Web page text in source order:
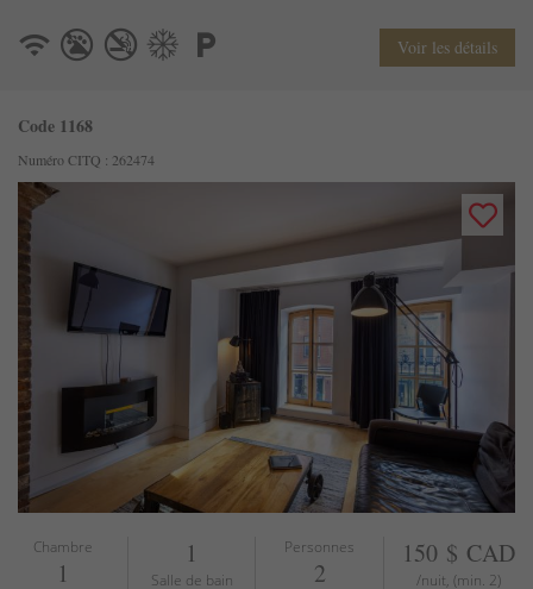
Voir les détails
Code 1168
Numéro CITQ : 262474
Chambre
1
1
Salle de bain
Personnes
2
150 $ CAD
/nuit, (min. 2)